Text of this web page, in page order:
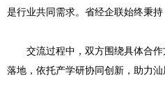
是行业共同需求。省经企联始终秉
交流过程中，双方围绕具体合
落地，依托产学研协同创新，助力